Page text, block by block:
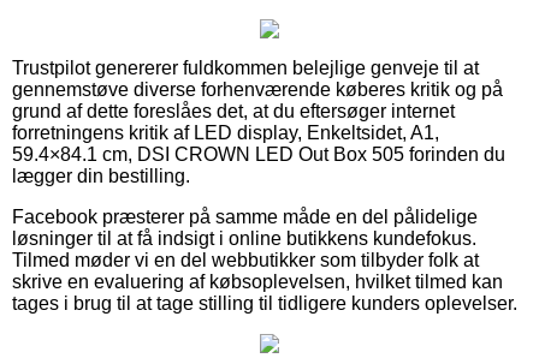
Trustpilot genererer fuldkommen belejlige genveje til at
gennemstøve diverse forhenværende køberes kritik og på
grund af dette foreslåes det, at du eftersøger internet
forretningens kritik af LED display, Enkeltsidet, A1,
59.4×84.1 cm, DSI CROWN LED Out Box 505 forinden du
lægger din bestilling.
Facebook præsterer på samme måde en del pålidelige
løsninger til at få indsigt i online butikkens kundefokus.
Tilmed møder vi en del webbutikker som tilbyder folk at
skrive en evaluering af købsoplevelsen, hvilket tilmed kan
tages i brug til at tage stilling til tidligere kunders oplevelser.